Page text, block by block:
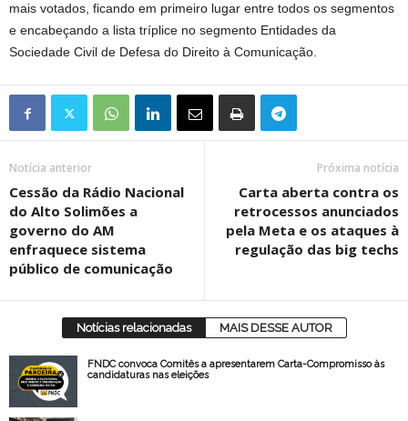
mais votados, ficando em primeiro lugar entre todos os segmentos
e encabeçando a lista tríplice no segmento Entidades da
Sociedade Civil de Defesa do Direito à Comunicação.
Notícia anterior
Cessão da Rádio Nacional
do Alto Solimões a
governo do AM
enfraquece sistema
público de comunicação
Próxima notícia
Carta aberta contra os
retrocessos anunciados
pela Meta e os ataques à
regulação das big techs
Notícias relacionadas MAIS DESSE AUTOR
FNDC convoca Comitês a apresentarem Carta-Compromisso às
candidaturas nas eleições